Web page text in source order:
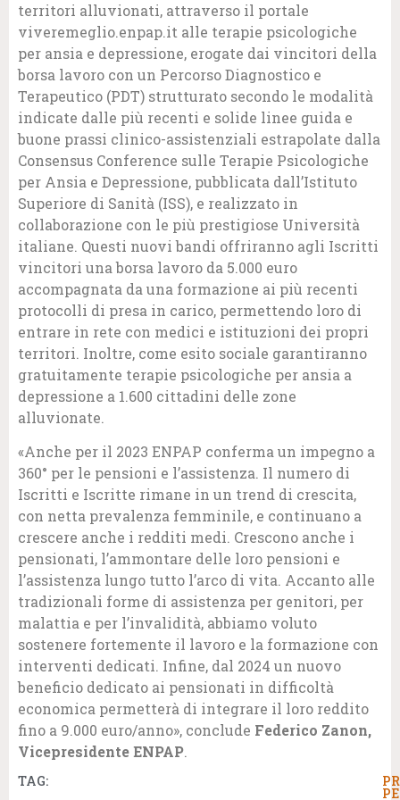
territori alluvionati, attraverso il portale
viveremeglio.enpap.it alle terapie psicologiche
per ansia e depressione, erogate dai vincitori della
borsa lavoro con un Percorso Diagnostico e
Terapeutico (PDT) strutturato secondo le modalità
indicate dalle più recenti e solide linee guida e
buone prassi clinico-assistenziali estrapolate dalla
Consensus Conference sulle Terapie Psicologiche
per Ansia e Depressione, pubblicata dall’Istituto
Superiore di Sanità (ISS), e realizzato in
collaborazione con le più prestigiose Università
italiane. Questi nuovi bandi offriranno agli Iscritti
vincitori una borsa lavoro da 5.000 euro
accompagnata da una formazione ai più recenti
protocolli di presa in carico, permettendo loro di
entrare in rete con medici e istituzioni dei propri
territori. Inoltre, come esito sociale garantiranno
gratuitamente terapie psicologiche per ansia a
depressione a 1.600 cittadini delle zone
alluvionate.
«Anche per il 2023 ENPAP conferma un impegno a
360° per le pensioni e l’assistenza. Il numero di
Iscritti e Iscritte rimane in un trend di crescita,
con netta prevalenza femminile, e continuano a
crescere anche i redditi medi. Crescono anche i
pensionati, l’ammontare delle loro pensioni e
l’assistenza lungo tutto l’arco di vita. Accanto alle
tradizionali forme di assistenza per genitori, per
malattia e per l’invalidità, abbiamo voluto
sostenere fortemente il lavoro e la formazione con
interventi dedicati. Infine, dal 2024 un nuovo
beneficio dedicato ai pensionati in difficoltà
economica permetterà di integrare il loro reddito
fino a 9.000 euro/anno», conclude Federico Zanon,
Vicepresidente ENPAP.
TAG: